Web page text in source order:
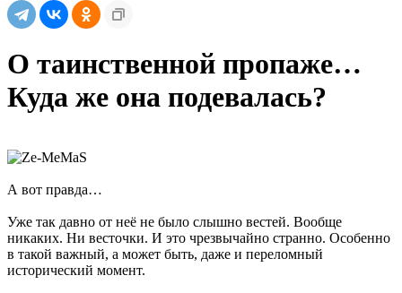
О таинственной пропаже…
Куда же она подевалась?
А вот правда…
Уже так давно от неё не было слышно вестей. Вообще
никаких. Ни весточки. И это чрезвычайно странно. Особенно
в такой важный, а может быть, даже и переломный
исторический момент.